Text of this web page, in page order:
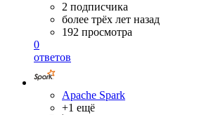
2 подписчика
более трёх лет назад
192 просмотра
0
ответов
Apache Spark
+1 ещё